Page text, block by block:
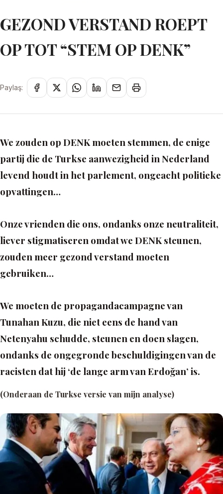
GEZOND VERSTAND ROEPT
OP TOT “STEM OP DENK”
Paylaş:
We zouden op DENK moeten stemmen, de enige
partij die de Turkse aanwezigheid in Nederland
levend houdt in het parlement, ongeacht politieke
opvattingen…
Onze vrienden die ons, ondanks onze neutraliteit,
liever stigmatiseren omdat we DENK steunen,
zouden meer gezond verstand moeten
gebruiken…
We moeten de propagandacampagne van
Tunahan Kuzu, die niet eens de hand van
Netenyahu schudde, steunen en doen slagen,
ondanks de ongegronde beschuldigingen van de
racisten dat hij ‘de lange arm van Erdoğan’ is.
(Onderaan de Turkse versie van mijn analyse)